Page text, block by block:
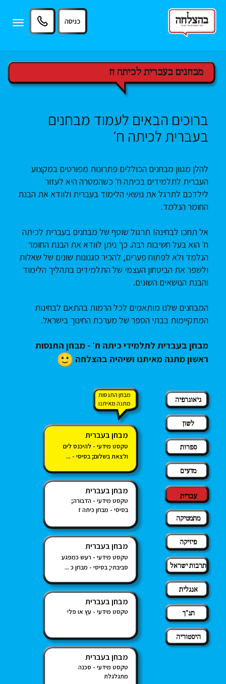
Toggle
כניסה
מבחנים בעברית לכיתה ח
ברוכים הבאים לעמוד מבחנים
בעברית לכיתה ח׳
להלן מגוון מבחנים הכוללים פתרונות מפורטים במקצוע
העברית לתלמידים בכיתה ח׳ כשהמטרה היא לעזור
לילדכם לתרגל את נושאי הלימוד בעברית ולוודא את הבנת
החומר הנלמד.
אל תחכו לבחינה! תרגול שוטף של מבחנים בעברית לכיתה
ח׳ הוא בעל חשיבות רבה. כך ניתן לוודא את הבנת החומר
הנלמד ולא לפתוח פערים, להכיר סגנונות שונים של שאלות
ולשפר את הביטחון העצמי של התלמידים בתהליך הלימוד
והבנת הנושאים השונים.
המבחנים שלנו מותאמים לכל הרמות בהתאם לבחינות
המתקיימות בבתי הספר של מערכת החינוך בישראל.
מבחן בעברית לתלמידי כיתה ח׳ - מבחן התנסות
ראשון מתנה מאיתנו ושיהיה בהצלחה
גיאוגרפיה
לשון
ספרות
מדעים
עברית
מתמטיקה
פיזיקה
תרבות ישראל
אנגלית
תנ"ך
היסטוריה
מבחן התנסות
מתנה מאיתנו
מבחן בעברית
טקסט מידעי - להיכנס לים
ולצאת בשלום; בסיסי - ...
מבחן בעברית
טקסט מידעי - הדבורה;
בסיסי - מבחן כיתה ז
מבחן בעברית
טקסט מידעי - רעש כמפגע
סביבתי; בסיסי - מבחן כ ...
מבחן בעברית
טקסט מידעי - עץ או פלי
מבחן בעברית
טקסט מידעי - סכנה
מתגלגלת